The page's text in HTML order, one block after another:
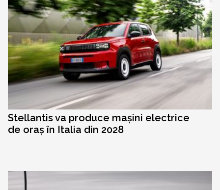
Stellantis va produce mașini electrice
de oraș în Italia din 2028